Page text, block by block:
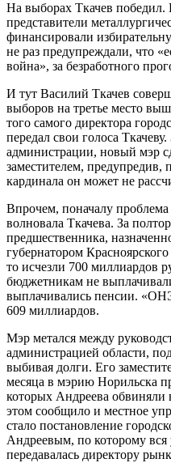
На выборах Ткачев победил.
представители
финансировали
не раз предупреждали, что
война», за безработного
И тут Василий Ткачев
выборов на третье место
того самого директора
передал свои голоса
администрации, новый мэр
заместителем, предупредив,
кардинала он может не
Впрочем, поначалу
волновала Ткачева. За
предшественника,
губернатором
то исчезли 700 миллиардов
бюджетникам не
выплачивались пенсии.
609 миллиардов.
Мэр метался между
администрацией области,
выбивая долги. Его
месяца в мэрию Норильска
которых Андреева обвиняли
этом сообщило и местное
стало постановление
Андреевым, по которому вся
передавалась директору